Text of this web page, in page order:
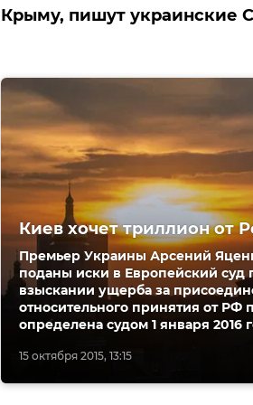
Крыму, пишут украинские
15 октября 2015, 13:15
Киев хочет триллион от
Премьер Украины Арсений
поданы иски в Европейский суд
взыскании ущерба за
относительного принятия от
определена судом 1 января 2016